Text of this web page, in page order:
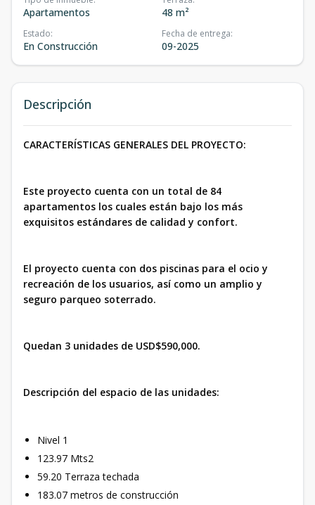
Apartamentos 48 m²
Estado:
En Construcción
Fecha de entrega:
09-2025
Descripción
CARACTERÍSTICAS GENERALES DEL PROYECTO:
Este proyecto cuenta con un total de 84
apartamentos los cuales están bajo los más
exquisitos estándares de calidad y confort.
El proyecto cuenta con dos piscinas para el ocio y
recreación de los usuarios, así como un amplio y
seguro parqueo soterrado.
Quedan 3 unidades de USD$590,000.
Descripción del espacio de las unidades:
Nivel 1
123.97 Mts2
59.20 Terraza techada
183.07 metros de construcción